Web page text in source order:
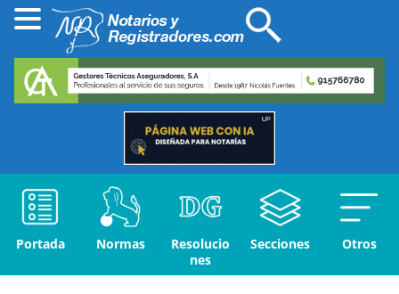
Portada Normas
Resolucio
nes
Secciones Otros